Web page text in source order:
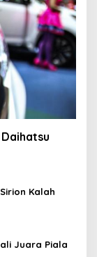
Kalah
Juara Piala